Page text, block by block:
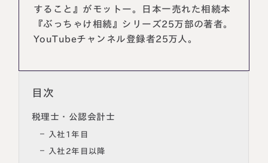
選ばれる理由
税理士紹介
相続について学ぶ
円満相続塾（受講生募集中）
すること』がモットー。日本一売れた相続本
『ぶっちゃけ相続』シリーズ25万部の著者。
YouTubeチャンネル登録者25万人。
目次
税理士・公認会計士
入社1年目
入社2年目以降